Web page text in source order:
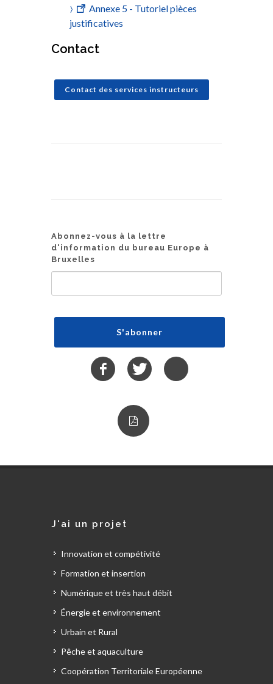
Annexe 5 - Tutoriel pièces
justificatives
Contact
Contact des services instructeurs
Abonnez-vous à la lettre
d'information du bureau Europe à
Bruxelles
J'ai un projet
Innovation et compétivité
Formation et insertion
Numérique et très haut débit
Énergie et environnement
Urbain et Rural
Pêche et aquaculture
Coopération Territoriale Européenne